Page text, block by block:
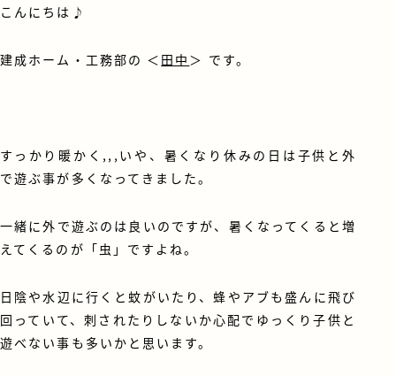
こんにちは♪
建成ホーム・工務部の ＜ 田中 ＞ です。
すっかり暖かく,,,いや、暑くなり休みの日は子供と外
で遊ぶ事が多くなってきました。
一緒に外で遊ぶのは良いのですが、暑くなってくると増
えてくるのが「虫」ですよね。
日陰や水辺に行くと蚊がいたり、蜂やアブも盛んに飛び
回っていて、刺されたりしないか心配でゆっくり子供と
遊べない事も多いかと思います。